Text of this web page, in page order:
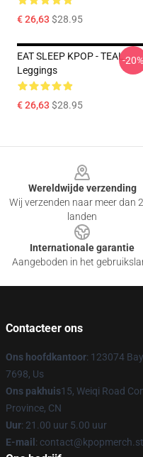
€ 26,63 $28.95
EAT SLEEP KPOP - TEAL
Leggings
€ 26,63 $28.95
-20%
Wereldwijde verzending
Wij verzenden naar meer dan
landen
Internationale garantie
Aangeboden in het
Contacteer ons
Ons hoofdkantoor: 123074
7698, Us
Ons pakhuis15, Weiqi Road
Province, CN
Uur: 21.00 uur 5.00 uur
E-mail :